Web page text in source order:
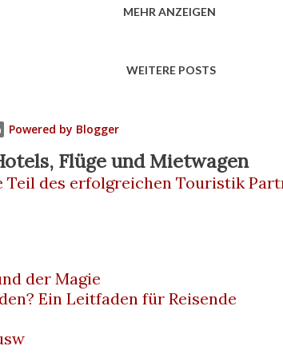
Besonders günstig sind
Flughafen Neapel
entfernt. Bus-Shuttle
aber länger und
MEHR ANZEIGEN
WEITERE POSTS
Powered by Blogger
Flüge und Mietwagen
Teil des erfolgreichen Touristik
der Magie
Ein Leitfaden für Reisende